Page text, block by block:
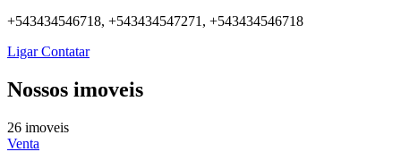
+543434546718, +543434547271, +543434546718
LigarContatar
Nossos imoveis
26 imoveis
Venta